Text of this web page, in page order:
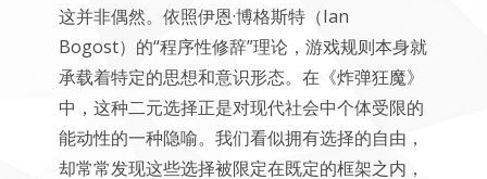
这并非偶然。依照伊恩·博格斯特（Ian
Bogost）的“程序性修辞”理论，游戏规则本身就
承载着特定的思想和意识形态。在《炸弹狂魔》
中，这种二元选择正是对现代社会中个体受限的
能动性的一种隐喻。我们看似拥有选择的自由，
却常常发现这些选择被限定在既定的框架之内，